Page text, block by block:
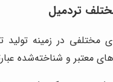
تردمیل
مختلفی در زمینه تولید
معتبر و شناخته‌شده